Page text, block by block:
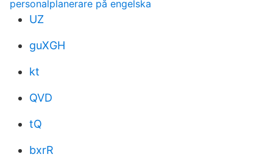
personalplanerare på engelska
UZ
guXGH
kt
QVD
tQ
bxrR